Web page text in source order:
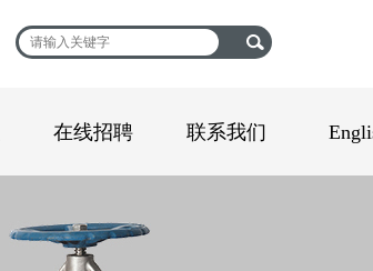
在线招聘 联系我们